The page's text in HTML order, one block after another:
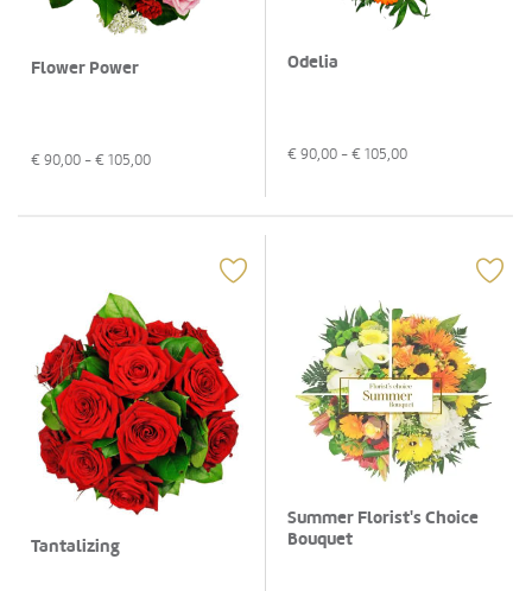
Flower Power
€ 90,00 - € 105,00
Odelia
€ 90,00 - € 105,00
Tantalizing
Summer Florist's Choice
Bouquet